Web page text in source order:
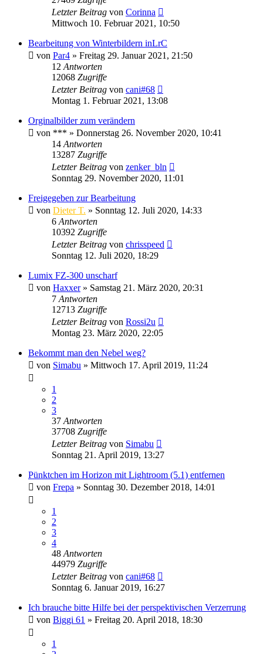
Letzter Beitrag von Corinna
Mittwoch 10. Februar 2021, 10:50
Bearbeitung von Winterbildern inLrC
von Par4 » Freitag 29. Januar 2021, 21:50
12 Antworten
12068 Zugriffe
Letzter Beitrag von cani#68
Montag 1. Februar 2021, 13:08
Orginalbilder zum verändern
von *** » Donnerstag 26. November 2020, 10:41
14 Antworten
13287 Zugriffe
Letzter Beitrag von zenker_bln
Sonntag 29. November 2020, 11:01
Freigegeben zur Bearbeitung
von Dieter T. » Sonntag 12. Juli 2020, 14:33
6 Antworten
10392 Zugriffe
Letzter Beitrag von chrisspeed
Sonntag 12. Juli 2020, 18:29
Lumix FZ-300 unscharf
von Haxxer» Samstag 21. März 2020, 20:31
7 Antworten
12713 Zugriffe
Letzter Beitrag von Rossi2u
Montag 23. März 2020, 22:05
Bekommt man den Nebel weg?
von Simabu » Mittwoch 17. April 2019, 11:24
1
2
3
37 Antworten
37708 Zugriffe
Letzter Beitrag von Simabu
Sonntag 21. April 2019, 13:27
Pünktchen im Horizon mit Lightroom (5.1) entfernen
von Frepa » Sonntag 30. Dezember 2018, 14:01
1
2
3
4
48 Antworten
44979 Zugriffe
Letzter Beitrag von cani#68
Sonntag 6. Januar 2019, 16:27
Ich brauche bitte Hilfe bei der perspektivischen Verzerrung
von Biggi 61 » Freitag 20. April 2018, 18:30
1